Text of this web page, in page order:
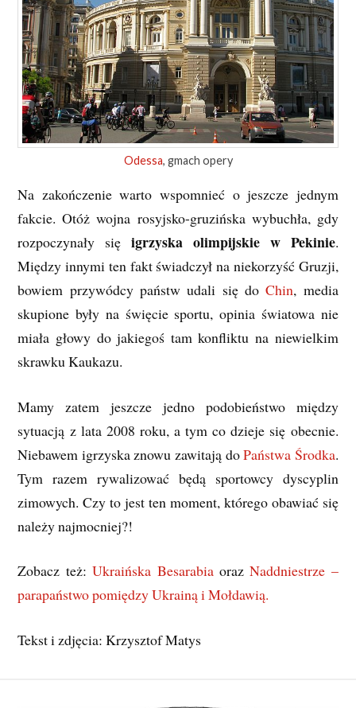
Odessa, gmach opery
Na zakończenie warto wspomnieć o jeszcze jednym
fakcie. Otóż wojna rosyjsko-gruzińska wybuchła, gdy
rozpoczynały sięigrzyska olimpijskie w Pekinie.
Między innymi ten fakt świadczył na niekorzyść Gruzji,
bowiem przywódcy państw udali się doChin, media
skupione były na święcie sportu, opinia światowa nie
miała głowy do jakiegoś tam konfliktu na niewielkim
skrawku Kaukazu.
Mamy zatem jeszcze jedno podobieństwo między
sytuacją z lata 2008 roku, a tym co dzieje się obecnie.
Niebawem igrzyska znowu zawitają doPaństwa Środka.
Tym razem rywalizować będą sportowcy dyscyplin
zimowych. Czy to jest ten moment, którego obawiać się
należy najmocniej?!
Zobacz też:Ukraińska BesarabiaorazNaddniestrze –
parapaństwo pomiędzy Ukrainą i Mołdawią.
Tekst i zdjęcia: Krzysztof Matys